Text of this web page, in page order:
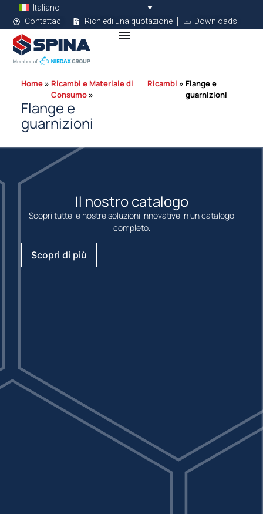
Italiano
Contattaci
Richiedi una quotazione Downloads
Home
Ricambi e Materiale di
Consumo
Ricambi
Flange e
guarnizioni
Flange e
guarnizioni
Il nostro catalogo
Scopri tutte le nostre soluzioni innovative in un catalogo
completo.
Scopri di più